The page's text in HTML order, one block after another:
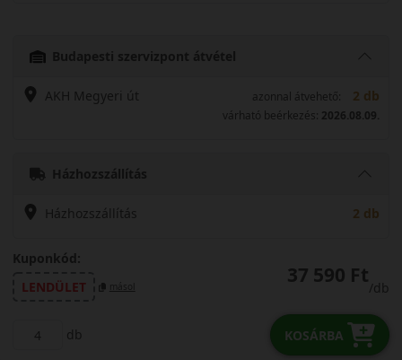
Budapesti szervizpont átvétel
AKH Megyeri út azonnal átvehető: 2 db
várható beérkezés: 2026.08.09.
Házhozszállítás
Házhozszállítás 2 db
Kuponkód:
LENDÜLET
másol 37 590 Ft
/db
db KOSÁRBA